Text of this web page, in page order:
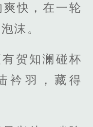
快，在一轮
沫。
贺知澜碰杯
衿羽，藏得